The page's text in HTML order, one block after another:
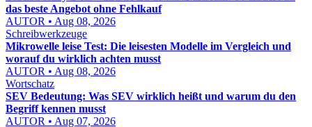
das beste Angebot ohne Fehlkauf
AUTOR • Aug 08, 2026
Schreibwerkzeuge
Mikrowelle leise Test: Die leisesten Modelle im Vergleich und
worauf du wirklich achten musst
AUTOR • Aug 08, 2026
Wortschatz
SEV Bedeutung: Was SEV wirklich heißt und warum du den
Begriff kennen musst
AUTOR • Aug 07, 2026